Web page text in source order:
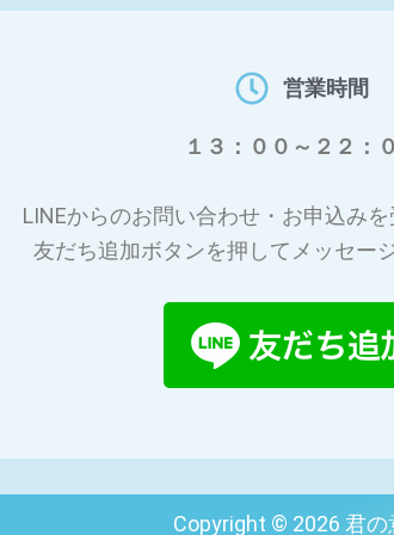
営業時間
１３：００～２２：
LINEからのお問い合わせ・お申込み
友だち追加ボタンを押してメッセー
Copyright © 2026 君の